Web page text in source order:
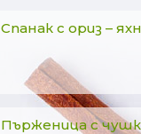
Спанак с ориз –
Пърженица с